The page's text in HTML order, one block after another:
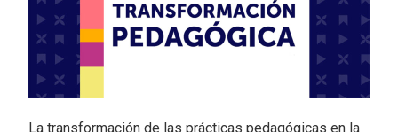
La transformación de las prácticas pedagógicas en la